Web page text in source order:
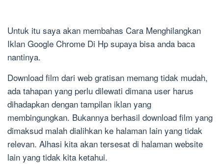
Untuk itu saya akan membahas Cara Menghilangkan
Iklan Google Chrome Di Hp supaya bisa anda baca
nantinya.
Download film dari web gratisan memang tidak mudah,
ada tahapan yang perlu dilewati dimana user harus
dihadapkan dengan tampilan iklan yang
membingungkan. Bukannya berhasil download film yang
dimaksud malah dialihkan ke halaman lain yang tidak
relevan. Alhasi kita akan tersesat di halaman website
lain yang tidak kita ketahui.